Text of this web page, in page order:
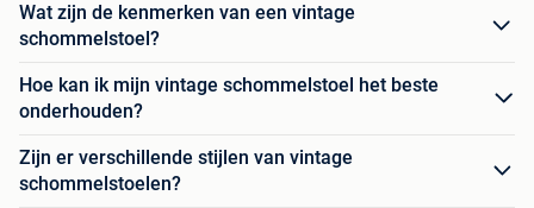
Wat zijn de kenmerken van een vintage
schommelstoel?
Hoe kan ik mijn vintage schommelstoel het beste
onderhouden?
Zijn er verschillende stijlen van vintage
schommelstoelen?